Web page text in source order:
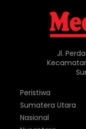
Jl.
Peristiwa
Sumatera Utara
Nasional